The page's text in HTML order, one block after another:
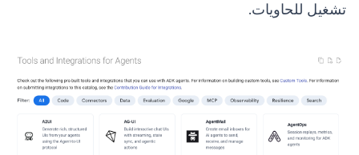
تشغيل للحاويات.